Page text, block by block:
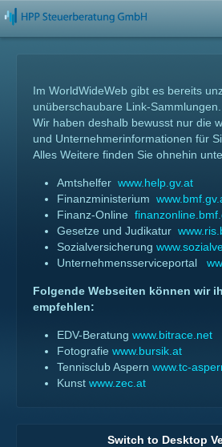
Im WorldWideWeb gibt es bereits
unüberschaubare Link-Sammlungen.
Wir haben deshalb bewusst nur die
und Unternehmerinformationen für
Alles Weitere finden Sie ohnehin
Amtshelfer www.help.gv.at
Finanzministerium
Finanz-Online
Gesetze und Judikatur
Sozialversicherung
Unternehmensserviceportal
Folgende Webseiten können wir
empfehlen:
EDV-Beratung www.bitrace.net
Fotografie www.bursik.at
Tennisclub Aspern www.tc-
Kunst www.zec.at
Switch to Desktop